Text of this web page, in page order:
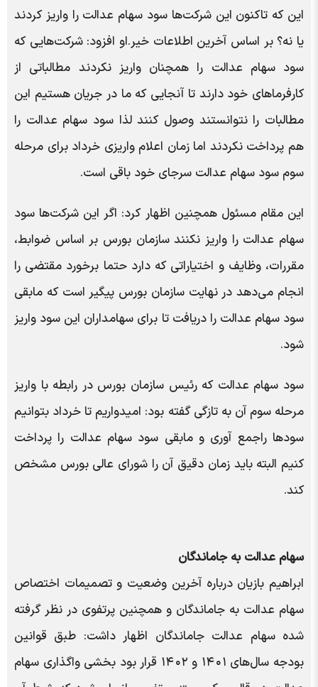
این که تاکنون این شرکت‌ها سود سهام عدالت را واریز کردند
یا نه؟ بر اساس آخرین اطلاعات خیر.او افزود: شرکت‌هایی که
سود سهام عدالت را همچنان واریز نکردند مطالباتی از
کارفرماهای خود دارند تا آنجایی که ما در جریان هستیم این
مطالبات را نتوانستند وصول کنند لذا سود سهام عدالت را
هم پرداخت نکردند اما زمان اعلام واریزی خرداد برای مرحله
سوم سود سهام عدالت سرجای خود باقی است.
این مقام مسئول همچنین اظهار کرد: اگر این شرکت‌ها سود
سهام عدالت را واریز نکنند سازمان بورس بر اساس ضوابط،
مقررات، وظایف و اختیاراتی که دارد حتما برخورد مقتضی را
انجام می‌دهد در نهایت سازمان بورس پیگیر است که مابقی
سود سهام عدالت را دریافت تا برای سهامداران این سود واریز
شود.
سود سهام عدالت که رئیس سازمان بورس در رابطه با واریز
مرحله سوم آن به تازگی گفته بود: امیدواریم تا خرداد بتوانیم
سودها راجمع آوری و مابقی سود سهام عدالت را پرداخت
کنیم البته باید زمان دقیق آن را شورای عالی بورس مشخص
کند.
سهام عدالت به جاماندگان
ابراهیم بازیان درباره آخرین وضعیت و تصمیمات اختصاص
سهام عدالت به جاماندگان و همچنین پرتفوی در نظر گرفته
شده سهام عدالت جاماندگان اظهار داشت: طبق قوانین
بودجه سال‌های ١۴٠١ و ١۴٠٢ قرار بود بخشی واگذاری سهام